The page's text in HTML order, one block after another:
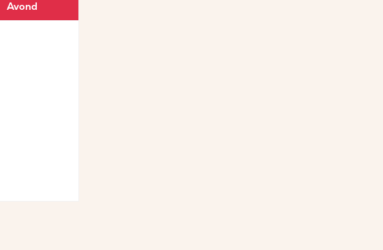
Avond